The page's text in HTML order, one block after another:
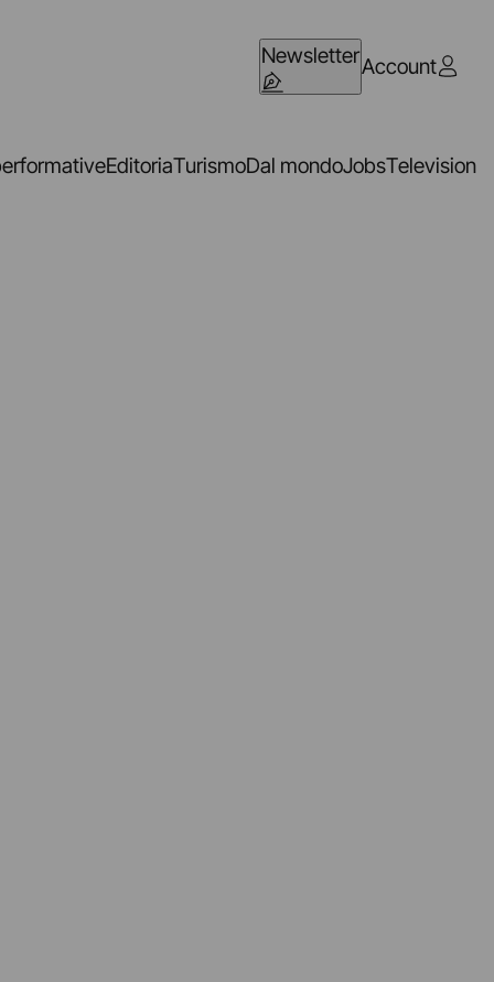
NewsletterAccount
EditoriaTurismoDal mondoJobsTelevision